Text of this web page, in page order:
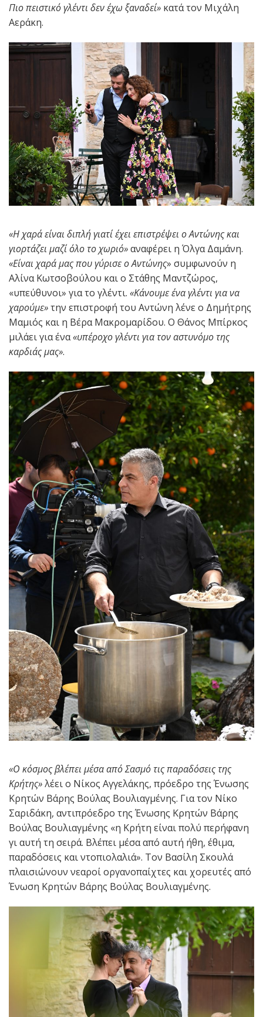
Πιο πειστικό γλέντι δεν έχω ξαναδεί» κατά τον Μιχάλη
Αεράκη.
«Η χαρά είναι διπλή γιατί έχει επιστρέψει ο Αντώνης και
γιορτάζει μαζί όλο το χωριό»αναφέρει η Όλγα Δαμάνη.
«Είναι χαρά μας που γύρισε ο Αντώνης» συμφωνούν η
Αλίνα Κωτσοβούλου και ο Στάθης Μαντζώρος,
«υπεύθυνοι» για το γλέντι. «Κάνουμε ένα γλέντι για να
χαρούμε»την επιστροφή του Αντώνη λένε ο Δημήτρης
Μαμιός και η Βέρα Μακρομαρίδου. Ο Θάνος Μπίρκος
μιλάει για ένα«υπέροχο γλέντι για τον αστυνόμο της
καρδιάς μας».
«Ο κόσμος βλέπει μέσα από Σασμό τις παραδόσεις της
Κρήτης»λέει ο Νίκος Αγγελάκης, πρόεδρο της Ένωσης
Κρητών Βάρης Βούλας Βουλιαγμένης. Για τον Νίκο
Σαριδάκη, αντιπρόεδρο της Ένωσης Κρητών Βάρης
Βούλας Βουλιαγμένης «η Κρήτη είναι πολύ περήφανη
γι αυτή τη σειρά. Βλέπει μέσα από αυτή ήθη, έθιμα,
παραδόσεις και ντοπιολαλιά». Τον Βασίλη Σκουλά
πλαισιώνουν νεαροί οργανοπαίχτες και χορευτές από
Ένωση Κρητών Βάρης Βούλας Βουλιαγμένης.